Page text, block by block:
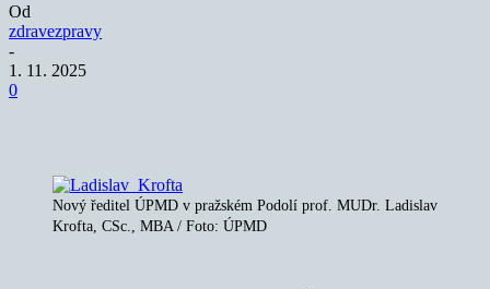
Od
zdravezpravy
-
1. 11. 2025
0
Nový ředitel ÚPMD v pražském Podolí prof. MUDr. Ladislav
Krofta, CSc., MBA / Foto: ÚPMD